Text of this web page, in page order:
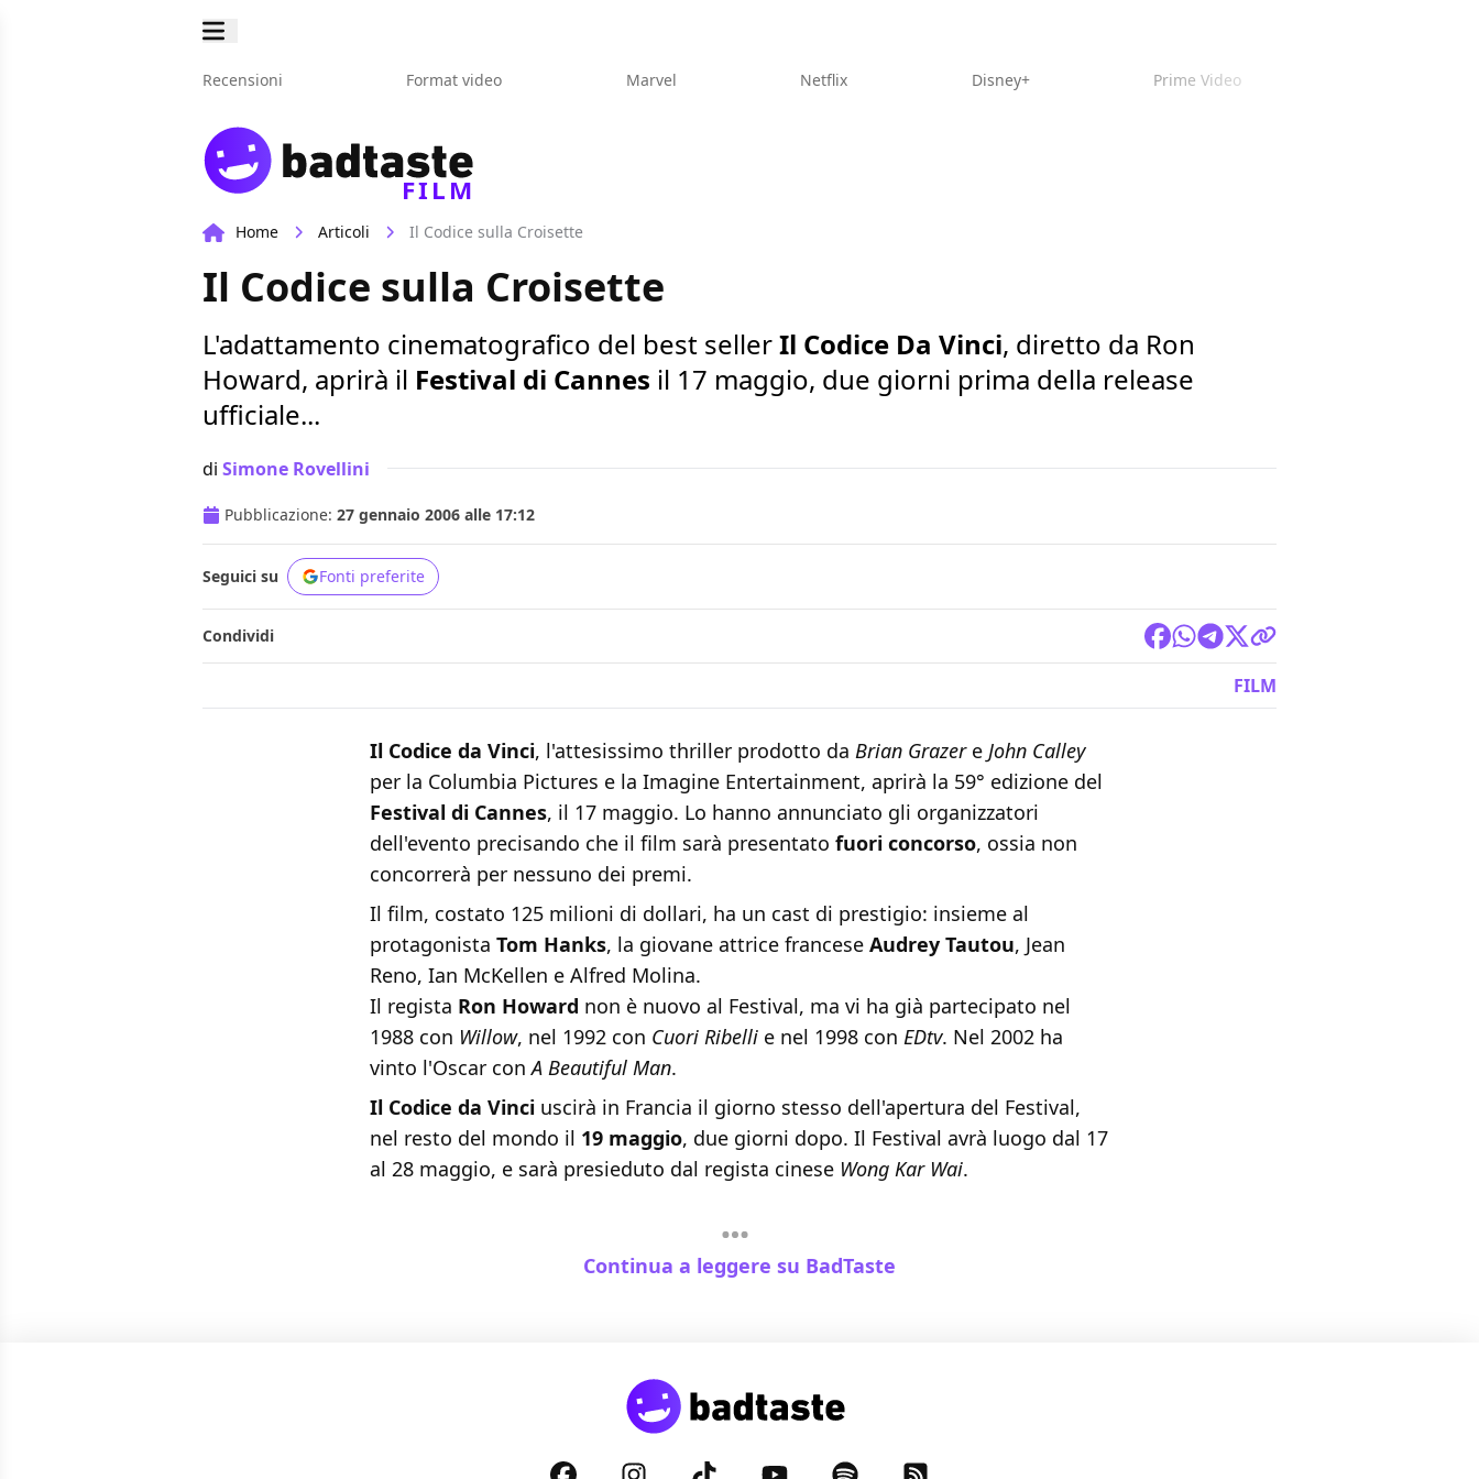
Recensioni Format video Marvel Netflix Disney+ Prime Video
FILM
Home Articoli Il Codice sulla Croisette
Il Codice sulla Croisette
L'adattamento cinematografico del best sellerIl Codice Da Vinci, diretto da Ron
Howard, aprirà il Festival di Cannes il 17 maggio, due giorni prima della release
ufficiale...
di Simone Rovellini
Pubblicazione: 27 gennaio 2006 alle 17:12
Seguici su Fonti preferite
Condividi
FILM
Il Codice da Vinci, l'attesissimo thriller prodotto da Brian Grazere John Calley
per la Columbia Pictures e la Imagine Entertainment, aprirà la 59° edizione del
Festival di Cannes, il 17 maggio. Lo hanno annunciato gli organizzatori
dell'evento precisando che il film sarà presentato fuori concorso, ossia non
concorrerà per nessuno dei premi.
Il film, costato 125 milioni di dollari, ha un cast di prestigio: insieme al
protagonista Tom Hanks, la giovane attrice francese Audrey Tautou, Jean
Reno, Ian McKellen e Alfred Molina.
Il regista Ron Howard non è nuovo al Festival, ma vi ha già partecipato nel
1988 con Willow, nel 1992 con Cuori Ribelli e nel 1998 con EDtv. Nel 2002 ha
vinto l'Oscar conA Beautiful Man.
Il Codice da Vinci uscirà in Francia il giorno stesso dell'apertura del Festival,
nel resto del mondo il 19 maggio, due giorni dopo. Il Festival avrà luogo dal 17
al 28 maggio, e sarà presieduto dal regista cinese Wong Kar Wai.
Continua a leggere su BadTaste